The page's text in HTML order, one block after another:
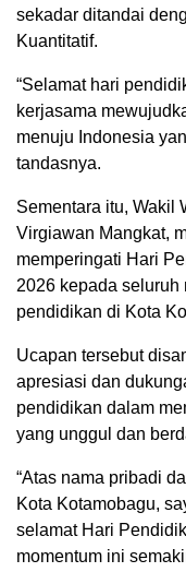
sekadar ditandai
Kuantitatif.
“Selamat hari
kerjasama
menuju Indonesia
tandasnya.
Sementara itu, Wakil
Virgiawan Mangkat,
memperingati Hari
2026 kepada seluruh
pendidikan di Kota
Ucapan tersebut
apresiasi dan
pendidikan dalam
yang unggul dan
“Atas nama pribadi
Kota Kotamobagu,
selamat Hari
momentum ini